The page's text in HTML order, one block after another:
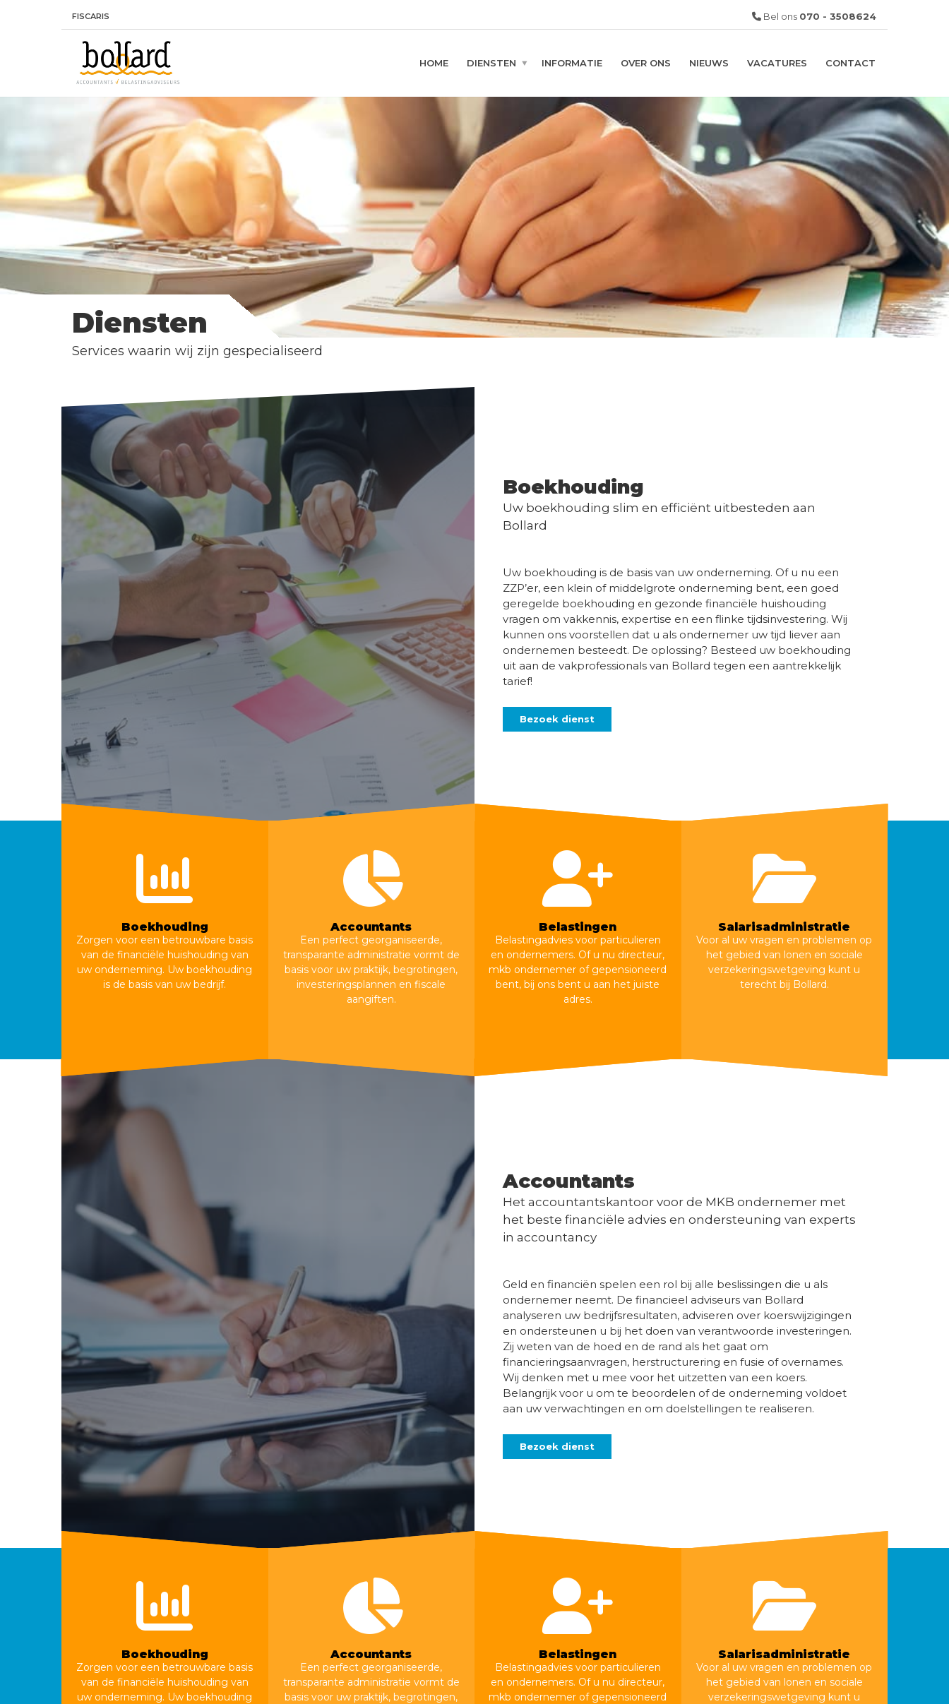
FISCARIS Bel ons 070 - 3508624
HOME DIENSTEN INFORMATIE OVER ONS NIEUWS VACATURES CONTACT
Diensten
Services waarin wij zijn gespecialiseerd
Boekhouding
Uw boekhouding slim en efficiënt uitbesteden aan
Bollard
Uw boekhouding is de basis van uw onderneming. Of u nu een
ZZP’er, een klein of middelgrote onderneming bent, een goed
geregelde boekhouding en gezonde financiële huishouding
vragen om vakkennis, expertise en een flinke tijdsinvestering. Wij
kunnen ons voorstellen dat u als ondernemer uw tijd liever aan
ondernemen besteedt. De oplossing? Besteed uw boekhouding
uit aan de vakprofessionals van Bollard tegen een aantrekkelijk
tarief!
Bezoek dienst
Boekhouding
Zorgen voor een betrouwbare basis
van de financiële huishouding van
uw onderneming. Uw boekhouding
is de basis van uw bedrijf.
Accountants
Een perfect georganiseerde,
transparante administratie vormt de
basis voor uw praktijk, begrotingen,
investeringsplannen en fiscale
aangiften.
Belastingen
Belastingadvies voor particulieren
en ondernemers. Of u nu directeur,
mkb ondernemer of gepensioneerd
bent, bij ons bent u aan het juiste
adres.
Salarisadministratie
Voor al uw vragen en problemen op
het gebied van lonen en sociale
verzekeringswetgeving kunt u
terecht bij Bollard.
Accountants
Het accountantskantoor voor de MKB ondernemer met
het beste financiële advies en ondersteuning van experts
in accountancy
Geld en financiën spelen een rol bij alle beslissingen die u als
ondernemer neemt. De financieel adviseurs van Bollard
analyseren uw bedrijfsresultaten, adviseren over koerswijzigingen
en ondersteunen u bij het doen van verantwoorde investeringen.
Zij weten van de hoed en de rand als het gaat om
financieringsaanvragen, herstructurering en fusie of overnames.
Wij denken met u mee voor het uitzetten van een koers.
Belangrijk voor u om te beoordelen of de onderneming voldoet
aan uw verwachtingen en om doelstellingen te realiseren.
Bezoek dienst
Boekhouding
Zorgen voor een betrouwbare basis
van de financiële huishouding van
uw onderneming. Uw boekhouding
Accountants
Een perfect georganiseerde,
transparante administratie vormt de
basis voor uw praktijk, begrotingen,
Belastingen
Belastingadvies voor particulieren
en ondernemers. Of u nu directeur,
mkb ondernemer of gepensioneerd
Salarisadministratie
Voor al uw vragen en problemen op
het gebied van lonen en sociale
verzekeringswetgeving kunt u